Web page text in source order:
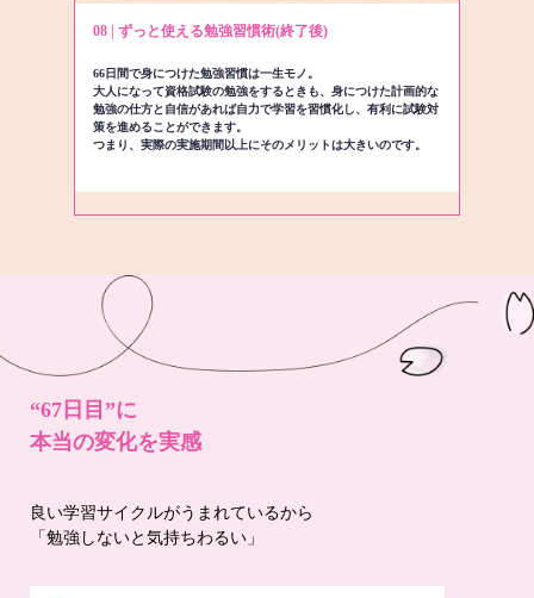
08 | ずっと使える勉強習慣術(終了後)
66日間で身につけた勉強習慣は一生モノ。
大人になって資格試験の勉強をするときも、身につけた計画的な
勉強の仕方と自信があれば自力で学習を習慣化し、有利に試験対
策を進めることができます。
つまり、実際の実施期間以上にそのメリットは大きいのです。
“67日目”に
本当の変化を実感
良い学習サイクルがうまれているから
「勉強しないと気持ちわるい」